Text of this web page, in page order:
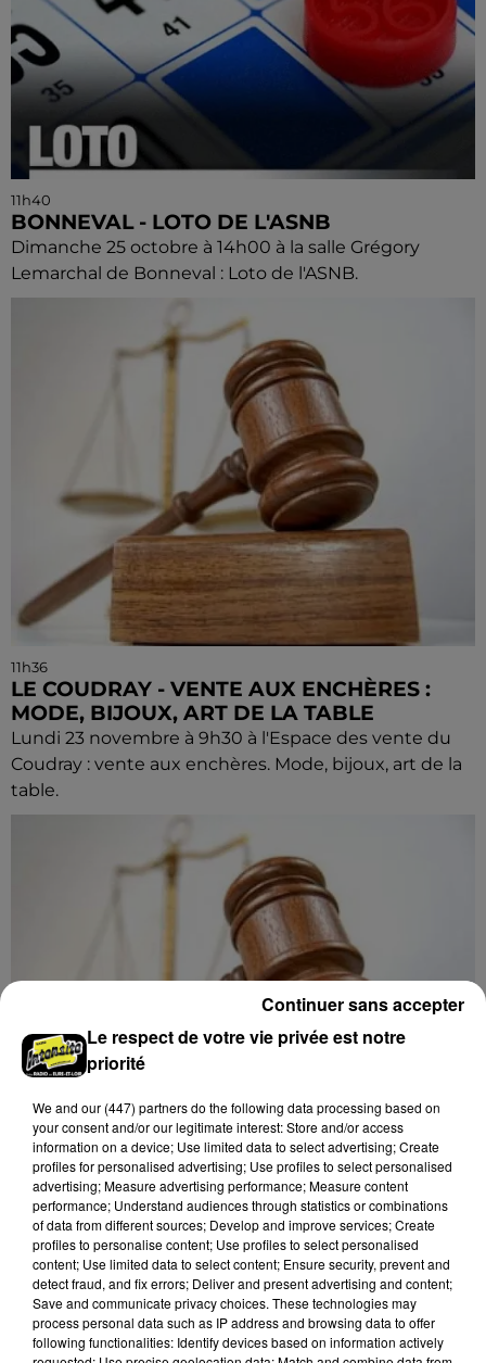
11h40
BONNEVAL - LOTO DE L'ASNB
Dimanche 25 octobre à 14h00 à la salle Grégory
Lemarchal de Bonneval : Loto de l'ASNB.
11h36
LE COUDRAY - VENTE AUX ENCHÈRES :
MODE, BIJOUX, ART DE LA TABLE
Lundi 23 novembre à 9h30 à l'Espace des vente du
Coudray : vente aux enchères. Mode, bijoux, art de la
table.
11h34
CHARTRES - VENTE AUX ENCHÈRES :
MONTRES, HORLOGERIE, BIJOUX
Samedi 21 novembre à 14h00 à la Galerie de Chartres :
vente aux enchères. Montres, horlogerie, bijoux,
orfèvrerie.
Le respect de votre vie privée est notre
priorité
We and our (447) partnersdo the following data processing based on
your consent and/or our legitimate interest: Store and/or access
information on a device; Use limited data to select advertising; Create
profiles for personalised advertising; Use profiles to select personalised
advertising; Measure advertising performance; Measure content
performance; Understand audiences through statistics or combinations
of data from different sources; Develop and improve services; Create
profiles to personalise content; Use profiles to select personalised
content; Use limited data to select content; Ensure security, prevent and
detect fraud, and fix errors; Deliver and present advertising and content;
Save and communicate privacy choices. These technologies may
process personal data such as IP address and browsing data to offer
following functionalities: Identify devices based on information actively
Continuer sans accepter